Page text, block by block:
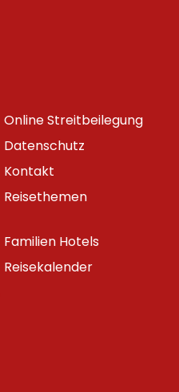
Online Streitbeilegung
Datenschutz
Kontakt
Reisethemen
Familien Hotels
Reisekalender